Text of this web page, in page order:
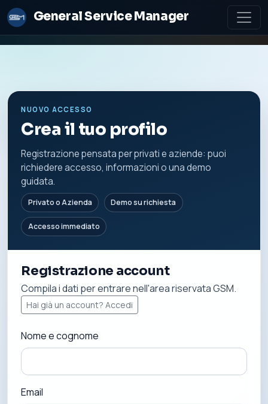
General Service Manager
NUOVO ACCESSO
Crea il tuo profilo
Registrazione pensata per privati e aziende: puoi
richiedere accesso, informazioni o una demo
guidata.
Privato o Azienda Demo su richiesta
Accesso immediato
Registrazione account
Compila i dati per entrare nell'area riservata GSM.
Hai già un account? Accedi
Nome e cognome
Email